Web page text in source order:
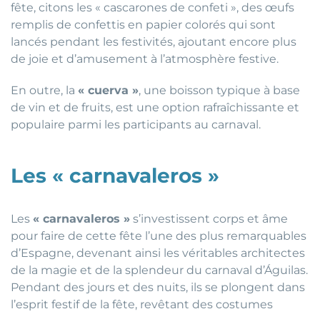
fête, citons les « cascarones de confeti », des œufs
remplis de confettis en papier colorés qui sont
lancés pendant les festivités, ajoutant encore plus
de joie et d’amusement à l’atmosphère festive.
En outre, la « cuerva », une boisson typique à base
de vin et de fruits, est une option rafraîchissante et
populaire parmi les participants au carnaval.
Les « carnavaleros »
Les « carnavaleros » s’investissent corps et âme
pour faire de cette fête l’une des plus remarquables
d’Espagne, devenant ainsi les véritables architectes
de la magie et de la splendeur du carnaval d’Águilas.
Pendant des jours et des nuits, ils se plongent dans
l’esprit festif de la fête, revêtant des costumes